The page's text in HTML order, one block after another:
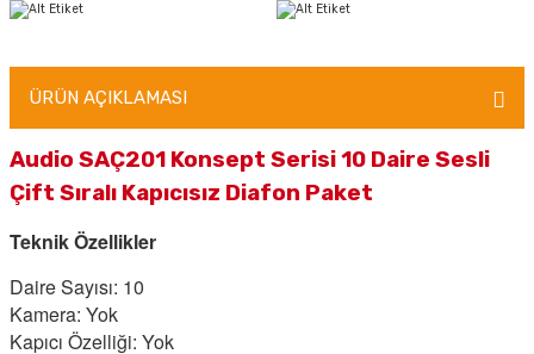
ÜRÜN AÇIKLAMASI
Audio SAÇ201 Konsept Serisi 10 Daire Sesli
Çift Sıralı Kapıcısız Diafon Paket
Teknik Özellikler
Daire Sayısı: 10
Kamera: Yok
Kapıcı Özelliği: Yok